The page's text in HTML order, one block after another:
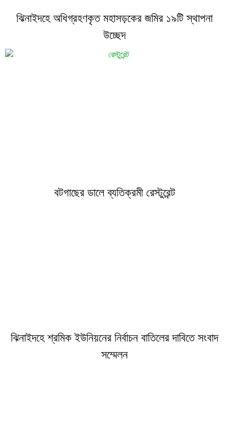
ঝিনাইদহে অধিগ্রহণকৃত মহাসড়কের জমির ১৯টি স্থাপনা
উচ্ছেদ
বটগাছের ডালে ব্যতিক্রমী রেস্টুরেন্ট
ঝিনাইদহে শ্রমিক ইউনিয়নের নির্বাচন বাতিলের দাবিতে সংবাদ
সম্মেলন